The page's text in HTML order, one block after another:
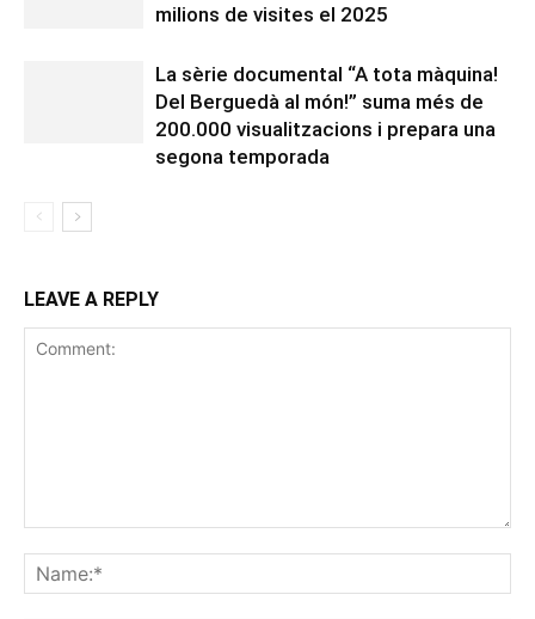
milions de visites el 2025
La sèrie documental “A tota màquina!
Del Berguedà al món!” suma més de
200.000 visualitzacions i prepara una
segona temporada
LEAVE A REPLY